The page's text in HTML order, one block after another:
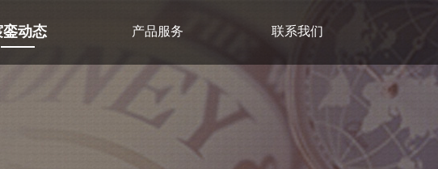
銮动态 产品服务 联系我们